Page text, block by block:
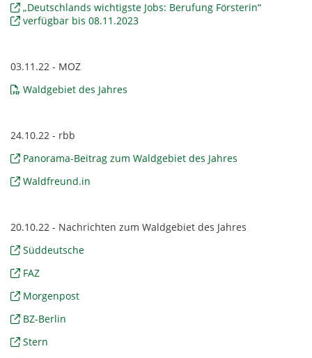
„Deutschlands wichtigste Jobs: Berufung Försterin“
verfügbar bis 08.11.2023
03.11.22 - MOZ
Waldgebiet des Jahres
24.10.22 - rbb
Panorama-Beitrag zum Waldgebiet des Jahres
Waldfreund.in
20.10.22 - Nachrichten zum Waldgebiet des Jahres
Süddeutsche
FAZ
Morgenpost
BZ-Berlin
Stern